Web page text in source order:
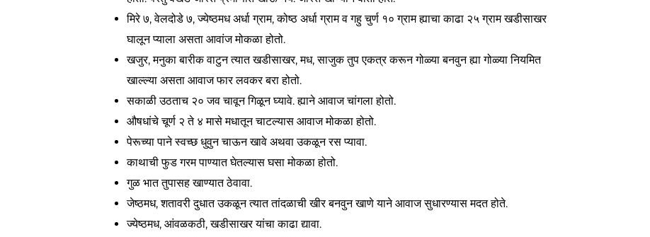
मिरे ७, वेलदोडे ७, ज्येष्ठमध अर्धा ग्राम, कोष्ठ अर्धा ग्राम व गहु चुर्ण १० ग्राम ह्याचा काढा २५ ग्राम खडीसाखर
घालून प्याला असता आवांज मोकळा होतो.
खजुर, मनुका बारीक वाटुन त्यात खडीसाखर, मध, साजुक तुप एकत्र करून गोळ्या बनवुन ह्या गोळ्या नियमित
खाल्ल्या असता आवाज फार लवकर बरा होतो.
सकाळी उठताच २० जव चावून गिळून घ्यावे. ह्याने आवाज चांगला होतो.
औषधांचे चूर्ण २ ते ४ मासे मधातून चाटल्यास आवाज मोकळा होतो.
पेरूच्या पाने स्वच्छ धुवुन चाऊन खावे अथवा उकळून रस प्यावा.
काथाची फुड गरम पाण्यात घेतल्यास घसा मोकळा होतो.
गुळ भात तुपासह खाण्यात ठेवावा.
जेष्ठमध, शतावरी दुधात उकळून त्यात तांदळाची खीर बनवुन खाणे याने आवाज सुधारण्यास मदत होते.
ज्येष्ठमध, आंवळकठी, खडीसाखर यांचा काढा द्यावा.